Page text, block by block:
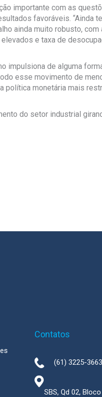
importante com as
favoráveis. “Ainda
ainda muito robusto, com
e taxa de
impulsiona de alguma
esse movimento de
política monetária mais
do setor industrial
Contatos
(61) 3225-3663
SBS, Qd 02,